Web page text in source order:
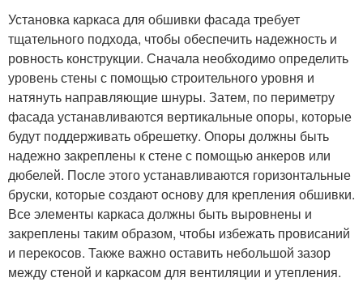
Установка каркаса для обшивки фасада требует
тщательного подхода, чтобы обеспечить надежность и
ровность конструкции. Сначала необходимо определить
уровень стены с помощью строительного уровня и
натянуть направляющие шнуры. Затем, по периметру
фасада устанавливаются вертикальные опоры, которые
будут поддерживать обрешетку. Опоры должны быть
надежно закреплены к стене с помощью анкеров или
дюбелей. После этого устанавливаются горизонтальные
бруски, которые создают основу для крепления обшивки.
Все элементы каркаса должны быть выровнены и
закреплены таким образом, чтобы избежать провисаний
и перекосов. Также важно оставить небольшой зазор
между стеной и каркасом для вентиляции и утепления.